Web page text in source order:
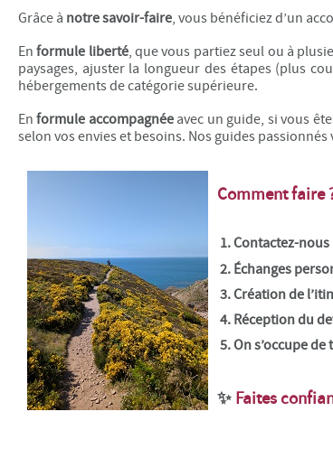
Grâce à notresavoir-faire, vous bénéficiez d’un
Enformule liberté, que vous partiez seul ou à
paysages, ajuster la longueur des étapes (plus
hébergements de catégorie supérieure.
Enformule accompagnéeavec un guide, si vous
selon vos envies et besoins. Nos guides
Comment faire
1.Contactez-nous
2. Échanges
3. Création de
4. Réception du
5. On s’occupe de
✨ Faites